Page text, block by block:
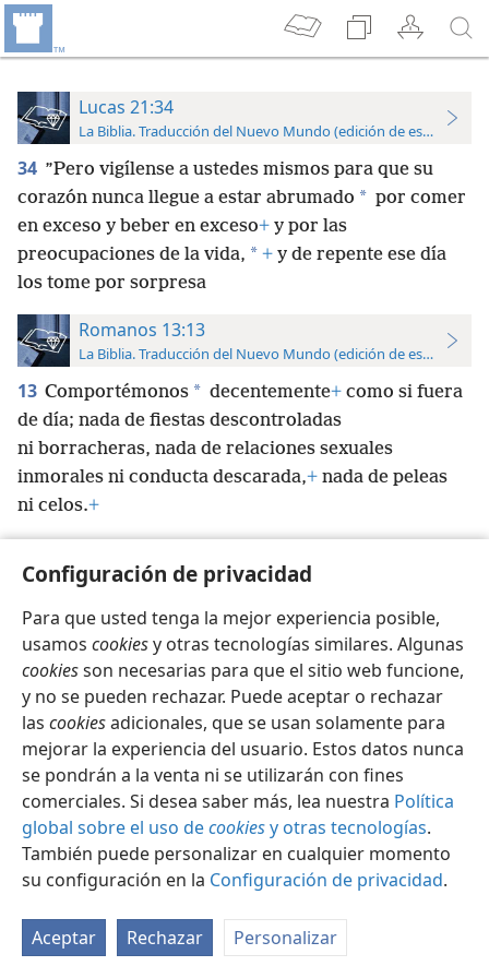
Configuración de privacidad
Para que usted tenga la mejor experiencia posible,
usamos cookiesy otras tecnologías similares. Algunas
cookiesson necesarias para que el sitio web funcione,
y no se pueden rechazar. Puede aceptar o rechazar
las cookiesadicionales, que se usan solamente para
mejorar la experiencia del usuario. Estos datos nunca
se pondrán a la venta ni se utilizarán con fines
comerciales. Si desea saber más, lea nuestra Política
global sobre el uso decookiesy otras tecnologías.
También puede personalizar en cualquier momento
su configuración en la Configuración de privacidad.
Aceptar Rechazar Personalizar
Lucas 21:34
La Biblia. Traducción del Nuevo Mundo (edición de estudio)
34 ”Pero vigílense a ustedes mismos para que su
corazón nunca llegue a estar abrumado * por comer
en exceso y beber en exceso+ y por las
preocupaciones de la vida, * + y de repente ese día
los tome por sorpresa
Romanos 13:13
La Biblia. Traducción del Nuevo Mundo (edición de estudio)
13 Comportémonos * decentemente+ como si fuera
de día; nada de fiestas descontroladas
ni borracheras, nada de relaciones sexuales
inmorales ni conducta descarada,+ nada de peleas
ni celos.+
Español Configuración
Copyright© 2026 Watch Tower Bible and Tract Society of Pennsylvania
Condiciones de uso
Política de privacidad
Configuración de privacidad
JW.ORG Iniciar sesión